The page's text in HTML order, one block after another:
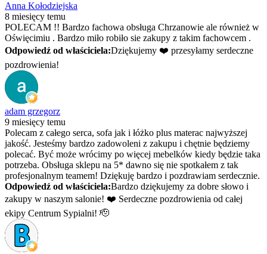
Anna Kołodziejska
8 miesięcy temu
POLECAM !! Bardzo fachowa obsługa Chrzanowie ale również w
Oświęcimiu . Bardzo miło robiło sie zakupy z takim fachowcem .
Odpowiedź od właściciela:Dziękujemy ❤️ przesyłamy serdeczne
pozdrowienia!
adam grzegorz
9 miesięcy temu
Polecam z całego serca, sofa jak i łóżko plus materac najwyższej
jakość. Jesteśmy bardzo zadowoleni z zakupu i chętnie będziemy
polecać. Być może wrócimy po więcej mebelków kiedy będzie taka
potrzeba. Obsługa sklepu na 5* dawno się nie spotkałem z tak
profesjonalnym teamem! Dziękuję bardzo i pozdrawiam serdecznie.
Odpowiedź od właściciela:Bardzo dziękujemy za dobre słowo i
zakupy w naszym salonie! ❤️ Serdeczne pozdrowienia od całej
ekipy Centrum Sypialni! 🫡